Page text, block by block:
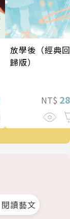
放學後（經典回
歸版）
NT$
閱讀藝文